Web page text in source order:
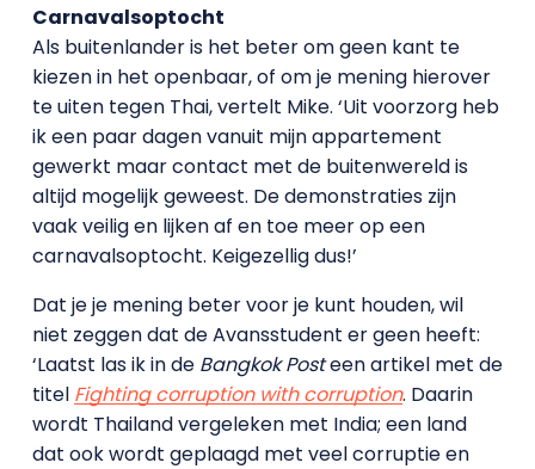
Carnavalsoptocht
Als buitenlander is het beter om geen kant te
kiezen in het openbaar, of om je mening hierover
te uiten tegen Thai, vertelt Mike. ‘Uit voorzorg heb
ik een paar dagen vanuit mijn appartement
gewerkt maar contact met de buitenwereld is
altijd mogelijk geweest. De demonstraties zijn
vaak veilig en lijken af en toe meer op een
carnavalsoptocht. Keigezellig dus!’
Dat je je mening beter voor je kunt houden, wil
niet zeggen dat de Avansstudent er geen heeft:
‘Laatst las ik in de Bangkok Posteen artikel met de
titel Fighting corruption with corruption. Daarin
wordt Thailand vergeleken met India; een land
dat ook wordt geplaagd met veel corruptie en